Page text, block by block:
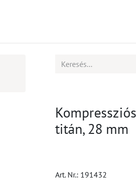
titán, 28 mm
Art. Nr.: 191432